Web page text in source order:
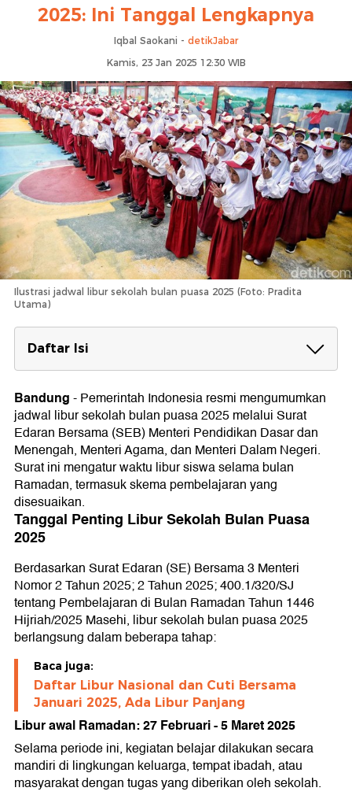
2025: Ini Tanggal Lengkapnya
Iqbal Saokani - detikJabar
Kamis, 23 Jan 2025 12:30 WIB
Ilustrasi jadwal libur sekolah bulan puasa 2025 (Foto: Pradita
Utama)
Daftar Isi
Tanggal Penting Libur Sekolah Bulan Puasa
2025
Libur awal Ramadan: 27 Februari - 5 Maret 2025
Kegiatan pembelajaran di sekolah: 6 - 25 Maret
2025
Libur menjelang Idul Fitri: 26 Maret - 8 April 2025
Rincian Jadwal Libur Panjang Ramadan dan
Idul Fitri 2025
Kegiatan Belajar Siswa Selama Ramadan
Bandung-Pemerintah Indonesia resmi mengumumkan
jadwal libur sekolah bulan puasa 2025 melalui Surat
Edaran Bersama (SEB) Menteri Pendidikan Dasar dan
Menengah, Menteri Agama, dan Menteri Dalam Negeri.
Surat ini mengatur waktu libur siswa selama bulan
Ramadan, termasuk skema pembelajaran yang
disesuaikan.
Tanggal Penting Libur Sekolah Bulan Puasa
2025
Berdasarkan Surat Edaran (SE) Bersama 3 Menteri
Nomor 2 Tahun 2025; 2 Tahun 2025; 400.1/320/SJ
tentang Pembelajaran di Bulan Ramadan Tahun 1446
Hijriah/2025 Masehi, libur sekolah bulan puasa 2025
berlangsung dalam beberapa tahap:
Baca juga:
Daftar Libur Nasional dan Cuti Bersama
Januari 2025, Ada Libur Panjang
Libur awal Ramadan: 27 Februari - 5 Maret 2025
Selama periode ini, kegiatan belajar dilakukan secara
mandiri di lingkungan keluarga, tempat ibadah, atau
masyarakat dengan tugas yang diberikan oleh sekolah.